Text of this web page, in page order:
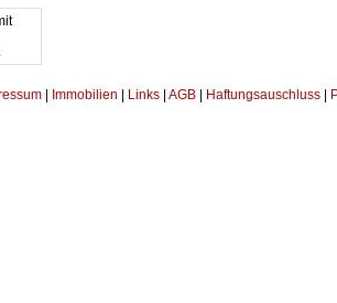
Immobilien Links AGB Haftungsauschluss